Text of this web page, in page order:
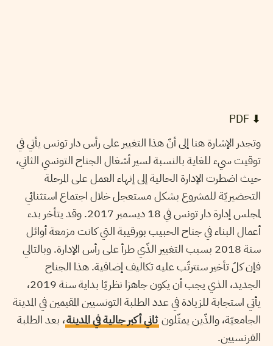
⬇︎ PDF
وتجدر الإشارة هنا إلى أنّ هذا التغيير على رأس دار تونس يأتي في
توقيت سيء للغاية بالنسبة لسير أشغال الجناح التونسي الثاني،
حيث اضطرت الإدارة الحالية إلى إنهاء العمل على المرحلة
التحضيريّة للمشروع بشكل مستعجل خلال اجتماع استثنائي
لمجلس إدارة دار تونس في 18 ديسمبر 2017. وقد يتأخر بدء
أعمال البناء في جناح الحبيب بورقيبة التي كانت مزمعة أوائل
سنة 2018 بسبب التغيير الذّي طرأ على رأس الإدارة. وبالتالي
فإن كلّ تأخير ستترتّب عليه تكاليف إضافية. هذا الجناح
الجديد، الذي يجب أن يكون جاهزا نظريّا بداية سنة 2019،
يأتي استجابة للزيادة في عدد الطلبة التونسيين المقيمين في المدينة
الجامعيّة، والذّين يمثّلون ثاني أكبر جالية في المدينة، بعد الطلبة
الفرنسيين.